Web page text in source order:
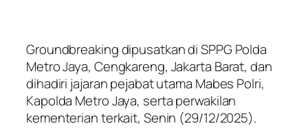
Groundbreaking dipusatkan di SPPG Polda
Metro Jaya, Cengkareng, Jakarta Barat, dan
dihadiri jajaran pejabat utama Mabes Polri,
Kapolda Metro Jaya, serta perwakilan
kementerian terkait, Senin (29/12/2025).